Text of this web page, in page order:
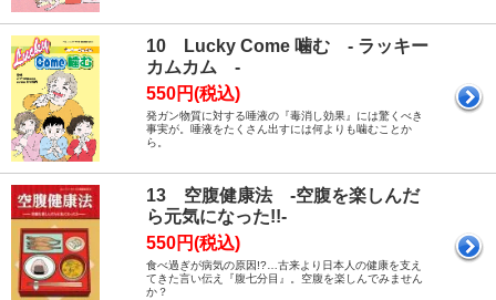
10 Lucky Come 噛む - ラッキー
カムカム -
550円(税込)
発ガン物質に対する唾液の『毒消し効果』には驚くべき
事実が。唾液をたくさん出すには何よりも噛むことか
ら。
13 空腹健康法 -空腹を楽しんだ
ら元気になった!!-
550円(税込)
食べ過ぎが病気の原因!?…古来より日本人の健康を支え
てきた言い伝え『腹七分目』。空腹を楽しんでみません
か？